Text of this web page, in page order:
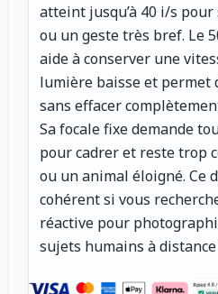
atteint jusqu’à 40 i/s
ou un geste très bref. Le
aide à conserver une
lumière baisse et permet
sans effacer
Sa focale fixe demande
pour cadrer et reste trop
ou un animal éloigné. Ce
cohérent si vous
réactive pour
sujets humains à